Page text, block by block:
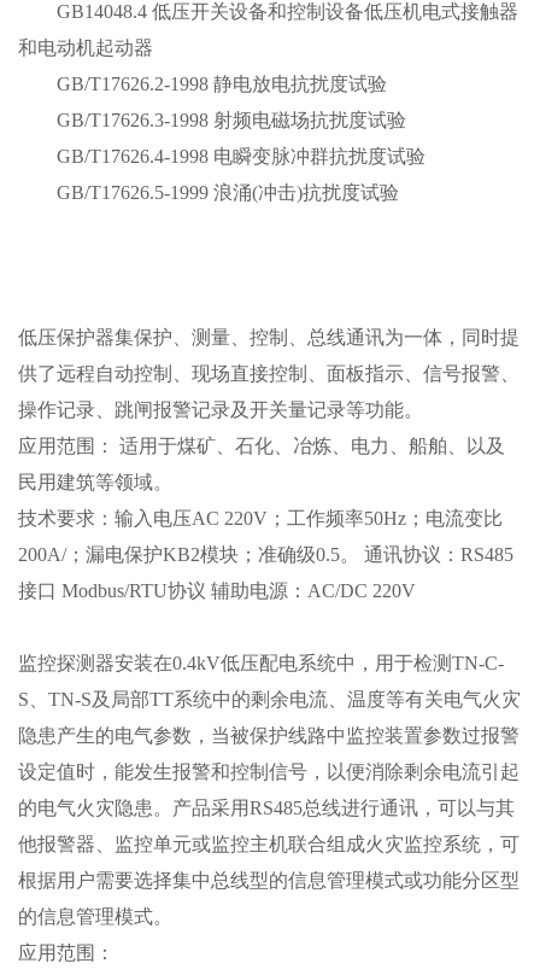
GB14048.4 低压开关设备和控制设备低压机电式接触器
和电动机起动器
GB/T17626.2-1998 静电放电抗扰度试验
GB/T17626.3-1998 射频电磁场抗扰度试验
GB/T17626.4-1998 电瞬变脉冲群抗扰度试验
GB/T17626.5-1999 浪涌(冲击)抗扰度试验
低压保护器集保护、测量、控制、总线通讯为一体，同时提
供了远程自动控制、现场直接控制、面板指示、信号报警、
操作记录、跳闸报警记录及开关量记录等功能。
应用范围：
适用于煤矿、石化、冶炼、电力、船舶、以及
民用建筑等领域。
技术要求：输入电压AC 220V；工作频率50Hz；电流变比
200A/；漏电保护KB2模块；准确级0.5。 通讯协议：RS485
接口 Modbus/RTU协议 辅助电源：AC/DC 220V
监控探测器安装在0.4kV低压配电系统中，用于检测TN-C-
S、TN-S及局部TT系统中的剩余电流、温度等有关电气火灾
隐患产生的电气参数，当被保护线路中监控装置参数过报警
设定值时，能发生报警和控制信号，以便消除剩余电流引起
的电气火灾隐患。产品采用RS485总线进行通讯，可以与其
他报警器、监控单元或监控主机联合组成火灾监控系统，可
根据用户需要选择集中总线型的信息管理模式或功能分区型
的信息管理模式。
应用范围：